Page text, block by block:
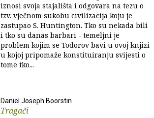
iznosi svoja stajališta i odgovara na tezu o
tzv. vječnom sukobu civilizacija koju je
zastupao S. Huntington. Tko su nekada bili
i tko su danas barbari - temeljni je
problem kojim se Todorov bavi u ovoj knjizi
u kojoj pripomaže konstituiranju svijesti o
tome tko...
Daniel Joseph Boorstin
Tragači